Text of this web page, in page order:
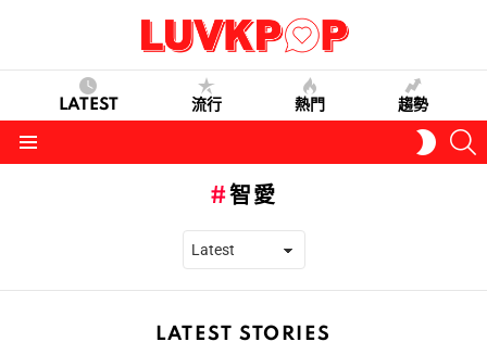
LATEST 流行 熱門 趨勢
SKIN
智愛
LATEST STORIES